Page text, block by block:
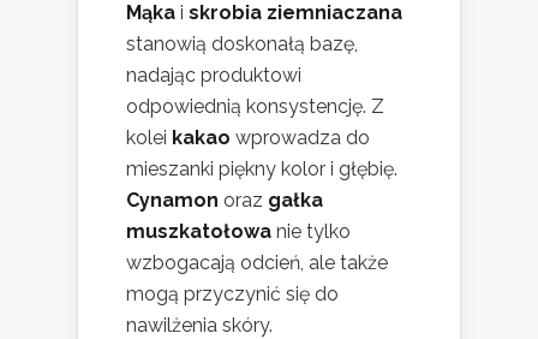
Mąka i skrobia ziemniaczana
stanowią doskonałą bazę,
nadając produktowi
odpowiednią konsystencję. Z
kolei kakao wprowadza do
mieszanki piękny kolor i głębię.
Cynamon oraz gałka
muszkatołowa nie tylko
wzbogacają odcień, ale także
mogą przyczynić się do
nawilżenia skóry.